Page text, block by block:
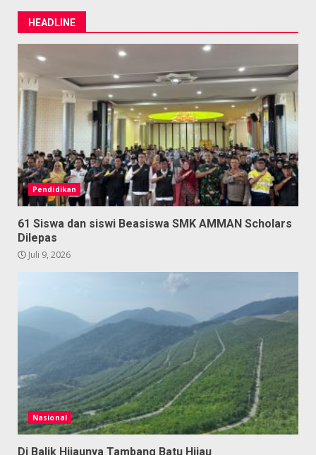
HEADLINE
Pendidikan
61 Siswa dan siswi Beasiswa SMK AMMAN Scholars
Dilepas
Juli 9, 2026
Nasional
Di Balik Hijaunya Tambang Batu Hijau